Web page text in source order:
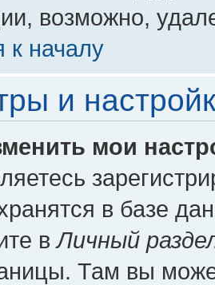
возможно,
к началу
и
мои
в базе
вЛичный
Там вы